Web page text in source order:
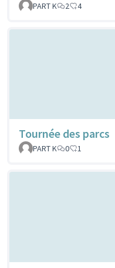
PART K
2 4
Tournée des parcs
PART K
0 1